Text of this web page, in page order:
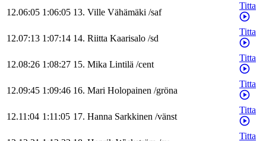
12.06:05 1:06:05 13. Ville Vähämäki /saf
Titta
12.07:13 1:07:14 14. Riitta Kaarisalo /sd
Titta
12.08:26 1:08:27 15. Mika Lintilä /cent
Titta
12.09:45 1:09:46 16. Mari Holopainen /gröna
Titta
12.11:04 1:11:05 17. Hanna Sarkkinen /vänst
Titta
Titta